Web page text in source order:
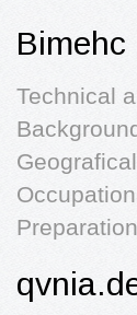
Bimehc
Technical